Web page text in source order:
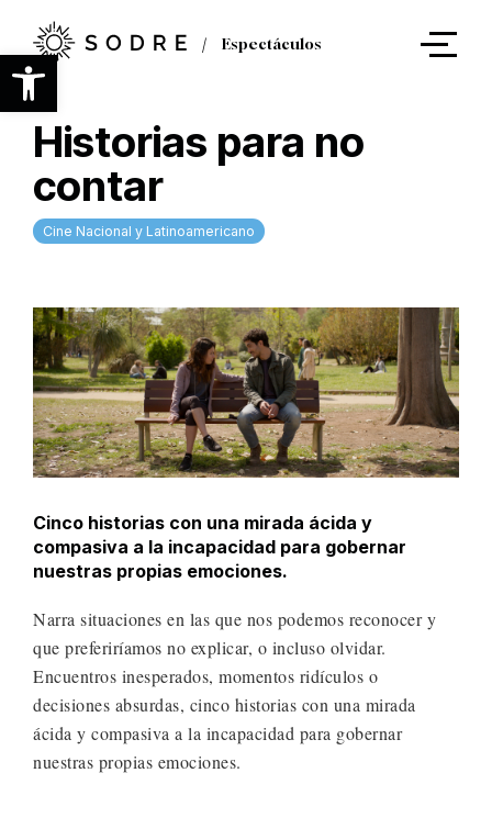
Abrir barra de herramientas
contenido
principal
Espectáculos
Historias para no
contar
Cine Nacional y Latinoamericano
Cinco historias con una mirada ácida y
compasiva a la incapacidad para gobernar
nuestras propias emociones.
Narra situaciones en las que nos podemos reconocer y
que preferiríamos no explicar, o incluso olvidar.
Encuentros inesperados, momentos ridículos o
decisiones absurdas, cinco historias con una mirada
ácida y compasiva a la incapacidad para gobernar
nuestras propias emociones.